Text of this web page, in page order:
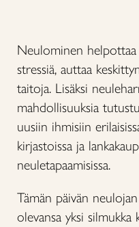
Neulominen
stressiä, auttaa
taitoja. Lisäksi
mahdollisuuksia
uusiin ihmisiin
kirjastoissa ja
neuletapaamisissa.
Tämän päivän
olevansa yksi silmukka